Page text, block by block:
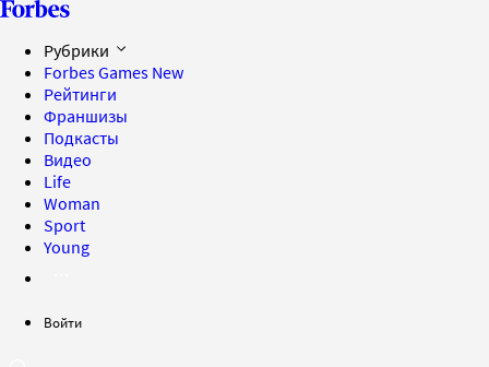
Рубрики
Forbes Games New
Рейтинги
Франшизы
Подкасты
Видео
Life
Woman
Sport
Young
Войти